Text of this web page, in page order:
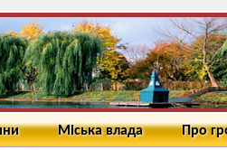
Міська влада Про